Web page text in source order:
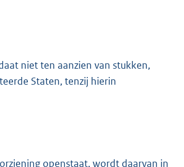
niet ten aanzien van stukken,
Staten, tenzij hierin
openstaat, wordt daarvan in